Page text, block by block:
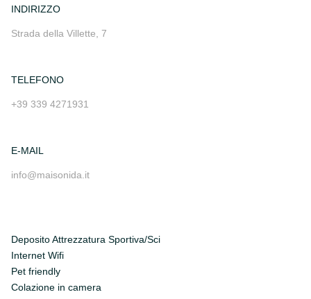
INDIRIZZO
Strada della Villette, 7
TELEFONO
+39 339 4271931
E-MAIL
info@maisonida.it
Deposito Attrezzatura Sportiva/Sci
Internet Wifi
Pet friendly
Colazione in camera